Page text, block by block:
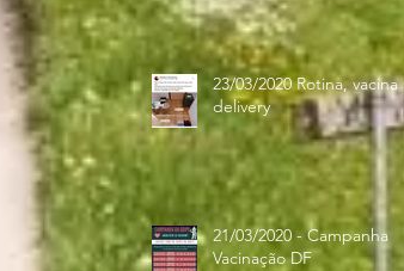
23/03/2020 Rotina, vacina,
delivery
21/03/2020 - Campanha
Vacinação DF